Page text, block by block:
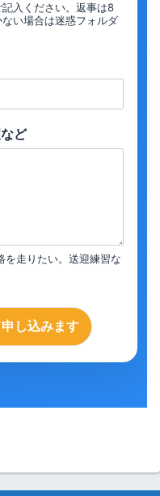
入ください。返事は8
い場合は迷惑フォルダ
ど
を走りたい。送迎練習な
し込みます